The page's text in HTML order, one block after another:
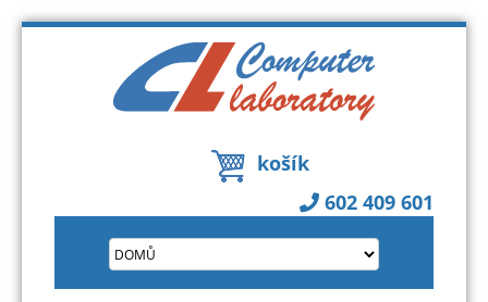
košík
602 409 601